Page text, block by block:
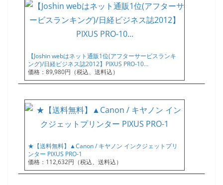
【Joshin webはネット通販1位(アフターサービスランキ
ング)/日経ビジネス誌2012】PIXUS PRO-10…
価格：89,980円（税込、送料込）
★【送料無料】▲Canon / キヤノン インクジェットプリ
ンター PIXUS PRO-1
価格：112,632円（税込、送料込）